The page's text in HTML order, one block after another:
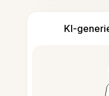
KI-